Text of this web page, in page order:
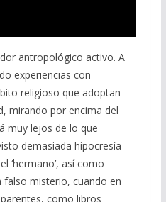
antropológico activo. A
experiencias con
religioso que adoptan
mirando por encima del
muy lejos de lo que
demasiada hipocresía
‘hermano’, así como
falso misterio, cuando en
como libros